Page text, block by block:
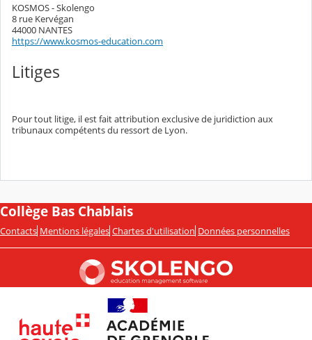
KOSMOS - Skolengo
8 rue Kervégan
44000 NANTES
https://www.kosmos-education.com
Litiges
Pour tout litige, il est fait attribution exclusive de juridiction aux
tribunaux compétents du ressort de Lyon.
Collège Bas Chablais
Contacts Mentions légales Chartes d'utilisation Données personnelles